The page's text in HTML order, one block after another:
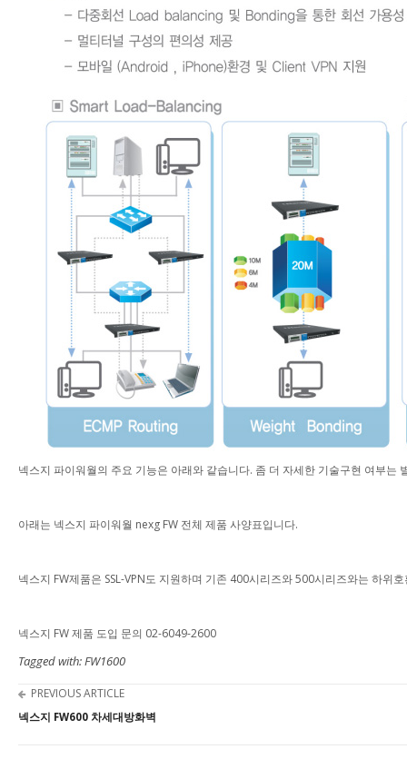
넥스지 파이워월의 주요 기능은 아래와 같습니다. 좀 더 자세한 기술구현 여부는
아래는 넥스지 파이워월 nexg FW 전체 제품 사양표입니다.
넥스지 FW제품은 SSL-VPN도 지원하며 기존 400시리즈와 500시리즈와는 하위
넥스지 FW 제품 도입 문의 02-6049-2600
Tagged with:FW1600
PREVIOUS ARTICLE
넥스지 FW600 차세대방화벽